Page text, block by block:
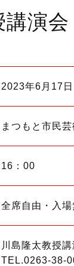
演
2023年6月17日
まつもと市民
16：00
全席自由・入場
川島隆太教授
TEL.0263-38-